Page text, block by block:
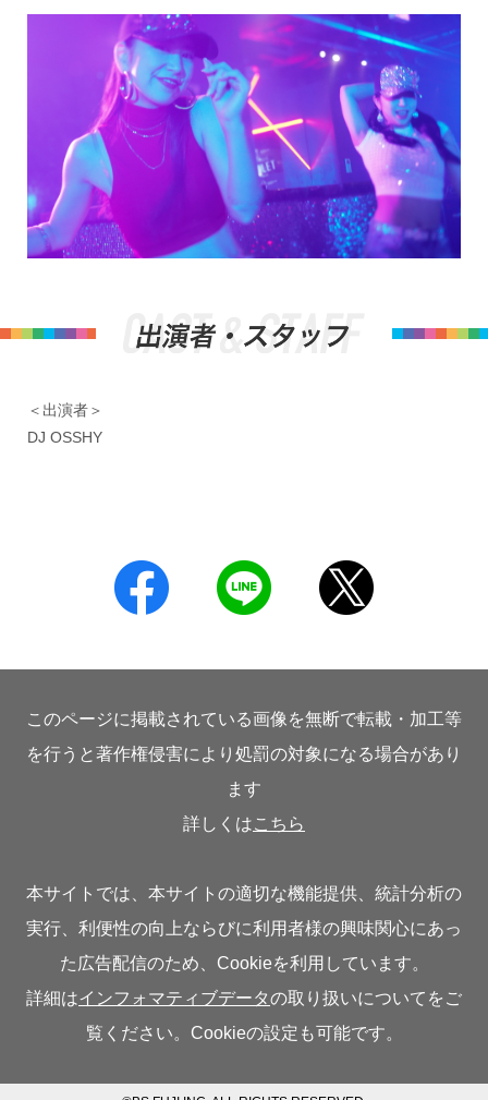
＜出演者＞
DJ OSSHY
このページに掲載されている画像を無断で転載・加工等
を行うと著作権侵害により処罰の対象になる場合があり
ます
詳しくはこちら
本サイトでは、本サイトの適切な機能提供、統計分析の
実行、利便性の向上ならびに利用者様の興味関心にあっ
た広告配信のため、Cookieを利用しています。
詳細はインフォマティブデータの取り扱いについてをご
覧ください。Cookieの設定も可能です。